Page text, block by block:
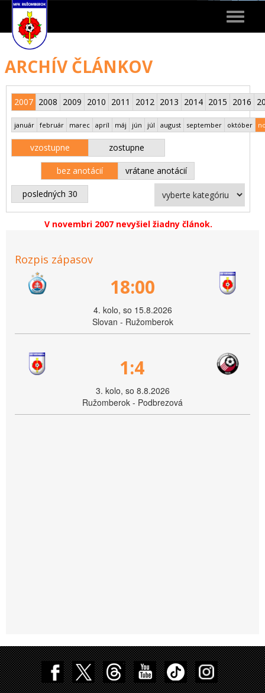
Toggle
ARCHÍV ČLÁNKOV
2007 2008 2009 2010 2011 2012 2013 2014 2015 2016
január február marec apríl máj jún júl august september október
vzostupne zostupne
bez anotácií vrátane anotácií
posledných 30
V novembri 2007 nevyšiel žiadny článok.
Rozpis zápasov
18:00
4. kolo, so 15.8.2026
Slovan - Ružomberok
1:4
3. kolo, so 8.8.2026
Ružomberok - Podbrezová